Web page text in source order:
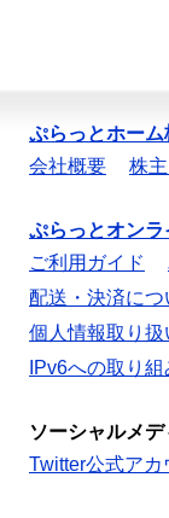
ぷらっとホーム
会社概要
株
ぷらっとオンラ
ご利用ガイド
配送・決済につ
個人情報取り扱
IPv6への取り組
ソーシャルメデ
Twitter公式アカ